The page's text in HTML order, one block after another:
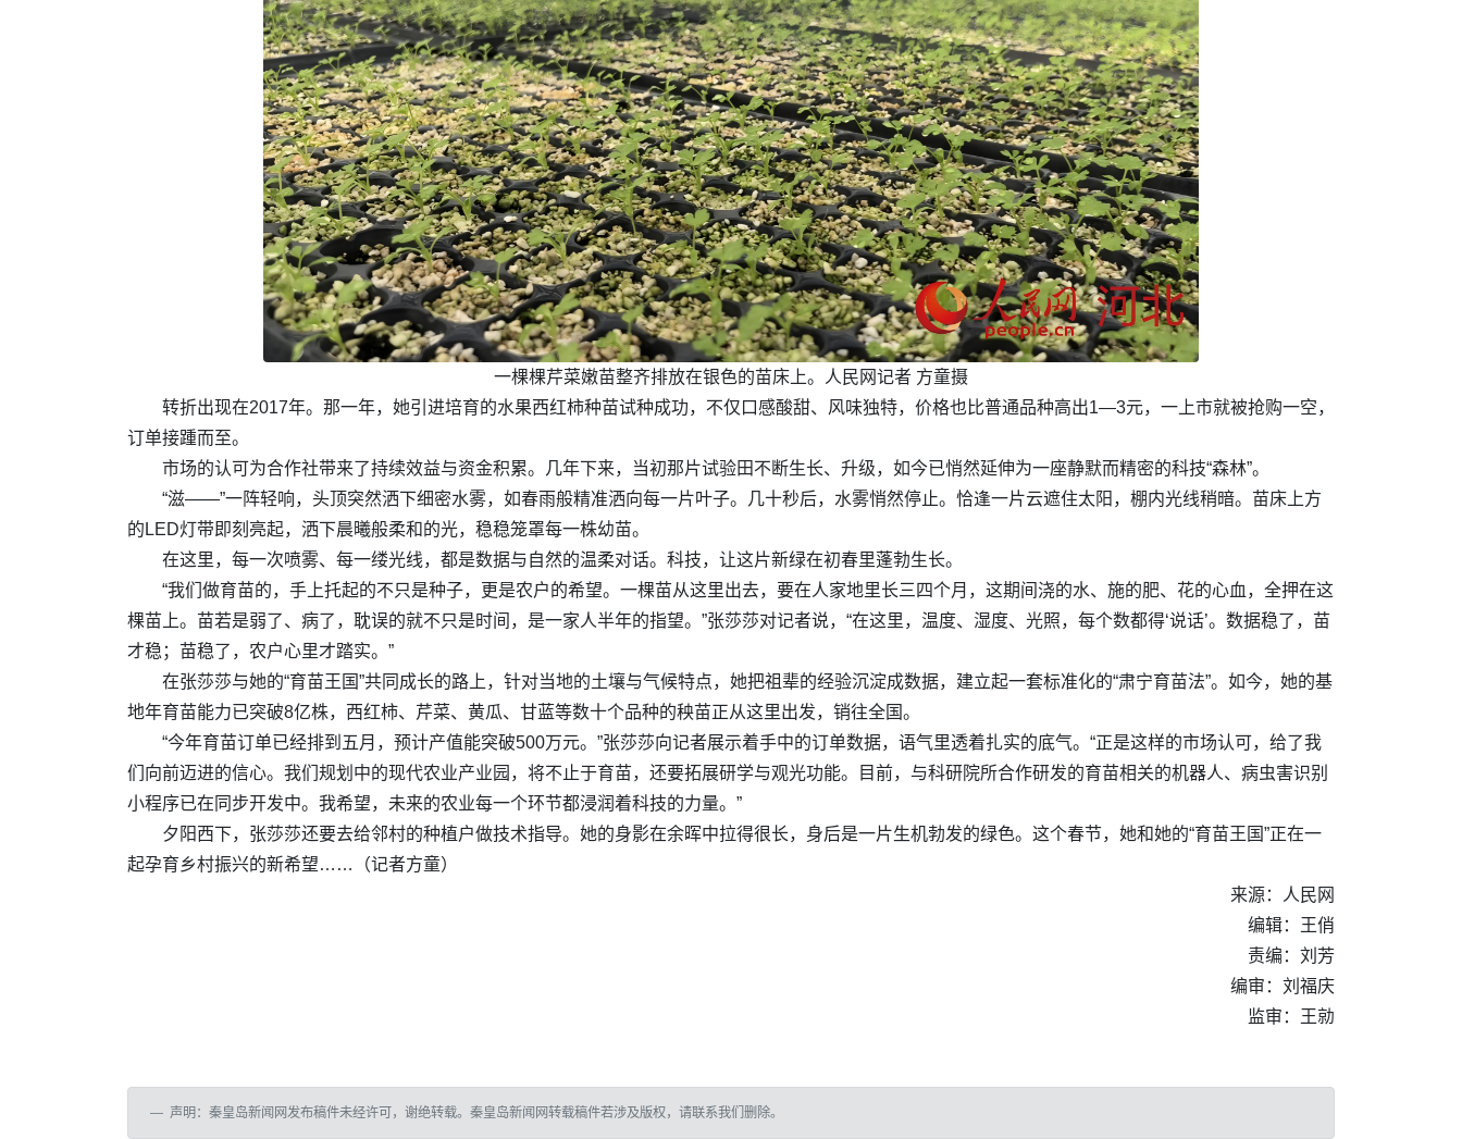
一棵棵芹菜嫩苗整齐排放在银色的苗床上。人民网记者 方童摄
转折出现在2017年。那一年，她引进培育的水果西红柿种苗试种成功，不仅口感酸甜、风味独特，价格也比普通品种高出1—3元，一上市就被抢购一空，
订单接踵而至。
市场的认可为合作社带来了持续效益与资金积累。几年下来，当初那片试验田不断生长、升级，如今已悄然延伸为一座静默而精密的科技“森林”。
“滋——”一阵轻响，头顶突然洒下细密水雾，如春雨般精准洒向每一片叶子。几十秒后，水雾悄然停止。恰逢一片云遮住太阳，棚内光线稍暗。苗床上方
的LED灯带即刻亮起，洒下晨曦般柔和的光，稳稳笼罩每一株幼苗。
在这里，每一次喷雾、每一缕光线，都是数据与自然的温柔对话。科技，让这片新绿在初春里蓬勃生长。
“我们做育苗的，手上托起的不只是种子，更是农户的希望。一棵苗从这里出去，要在人家地里长三四个月，这期间浇的水、施的肥、花的心血，全押在这
棵苗上。苗若是弱了、病了，耽误的就不只是时间，是一家人半年的指望。”张莎莎对记者说，“在这里，温度、湿度、光照，每个数都得‘说话’。数据稳了，苗
才稳；苗稳了，农户心里才踏实。”
在张莎莎与她的“育苗王国”共同成长的路上，针对当地的土壤与气候特点，她把祖辈的经验沉淀成数据，建立起一套标准化的“肃宁育苗法”。如今，她的基
地年育苗能力已突破8亿株，西红柿、芹菜、黄瓜、甘蓝等数十个品种的秧苗正从这里出发，销往全国。
“今年育苗订单已经排到五月，预计产值能突破500万元。”张莎莎向记者展示着手中的订单数据，语气里透着扎实的底气。“正是这样的市场认可，给了我
们向前迈进的信心。我们规划中的现代农业产业园，将不止于育苗，还要拓展研学与观光功能。目前，与科研院所合作研发的育苗相关的机器人、病虫害识别
小程序已在同步开发中。我希望，未来的农业每一个环节都浸润着科技的力量。”
夕阳西下，张莎莎还要去给邻村的种植户做技术指导。她的身影在余晖中拉得很长，身后是一片生机勃发的绿色。这个春节，她和她的“育苗王国”正在一
起孕育乡村振兴的新希望……（记者方童）
来源：人民网
编辑：王俏
责编：刘芳
编审：刘福庆
监审：王勍
声明：秦皇岛新闻网发布稿件未经许可，谢绝转载。秦皇岛新闻网转载稿件若涉及版权，请联系我们删除。